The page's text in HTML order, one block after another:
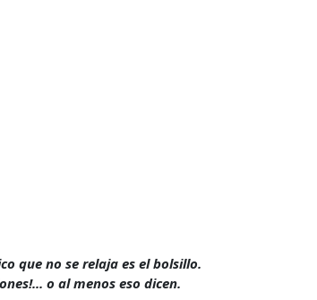
que no se relaja es el bolsillo.
o al menos eso dicen.